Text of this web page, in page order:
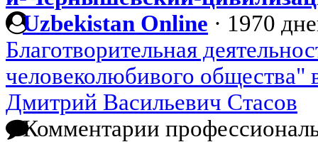
Uzbekistan Online · 1970
Благотворительная
человеколюбивого общества"
Дмитрий Васильевич Стасов
Комментарии